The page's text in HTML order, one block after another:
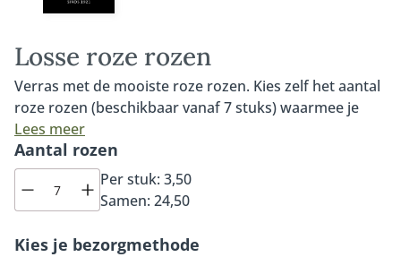
Losse roze rozen
Verras met de mooiste roze rozen. Kies zelf het aantal
roze rozen (beschikbaar vanaf 7 stuks) waarmee je
iemand wilt verrassen. Onze roze rozen zijn van de
allerhoogste kwaliteit, altijd dagvers en worden met
liefde en veel vakmanschap door de lokale Fleurop
bloemist samengesteld tot een prachtig boeket. De
roze rozen die worden gebruikt in dit boeket zijn de
Sweet Avalanche rozen. Deze roos heeft een zachtroze
Lees meer
Aantal rozen
Per stuk: 3,50
Samen: 24,50
Kies je bezorgmethode